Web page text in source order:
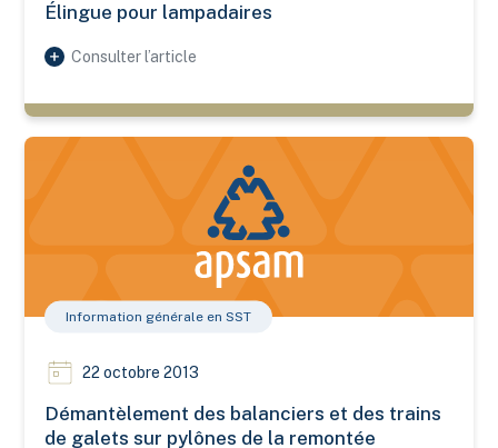
Élingue pour lampadaires
Consulter l’article
Démantèlement des balanciers et des trains de galets sur
Information générale en SST
22 octobre 2013
Démantèlement des balanciers et des trains
de galets sur pylônes de la remontée